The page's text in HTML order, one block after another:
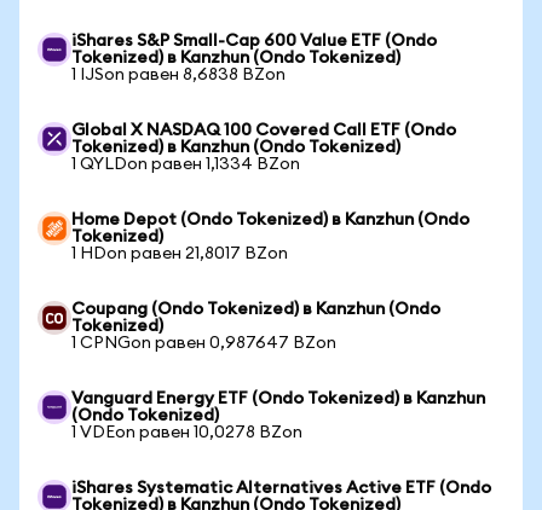
iShares S&P Small-Cap 600 Value ETF (Ondo
Tokenized) в Kanzhun (Ondo Tokenized)
1 IJSon равен 8,6838 BZon
Global X NASDAQ 100 Covered Call ETF (Ondo
Tokenized) в Kanzhun (Ondo Tokenized)
1 QYLDon равен 1,1334 BZon
Home Depot (Ondo Tokenized) в Kanzhun (Ondo
Tokenized)
1 HDon равен 21,8017 BZon
Coupang (Ondo Tokenized) в Kanzhun (Ondo
Tokenized)
1 CPNGon равен 0,987647 BZon
Vanguard Energy ETF (Ondo Tokenized) в Kanzhun
(Ondo Tokenized)
1 VDEon равен 10,0278 BZon
iShares Systematic Alternatives Active ETF (Ondo
Tokenized) в Kanzhun (Ondo Tokenized)